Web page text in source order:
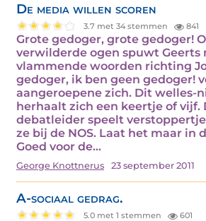
De media willen scoren
3.7 met 34 stemmen 841
Grote gedoger, grote gedoger!
verwilderde ogen spuwt Geerts
vlammende woorden richting
gedoger, ik ben geen gedoger!
aangeroepene zich. Dit welles-
herhaalt zich een keertje of vijf.
debatleider speelt
ze bij de NOS. Laat het maar in
Goed voor de…
George Knottnerus 23 september 2011
A-sociaal gedrag.
5.0 met 1 stemmen 601